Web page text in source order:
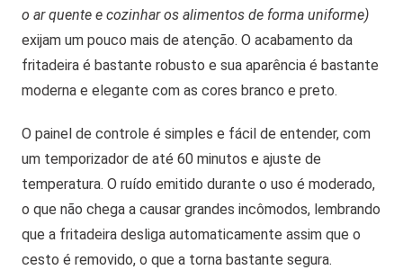
o ar quente e cozinhar os alimentos de forma uniforme)
exijam um pouco mais de atenção. O acabamento da
fritadeira é bastante robusto e sua aparência é bastante
moderna e elegante com as cores branco e preto.
O painel de controle é simples e fácil de entender, com
um temporizador de até 60 minutos e ajuste de
temperatura. O ruído emitido durante o uso é moderado,
o que não chega a causar grandes incômodos, lembrando
que a fritadeira desliga automaticamente assim que o
cesto é removido, o que a torna bastante segura.